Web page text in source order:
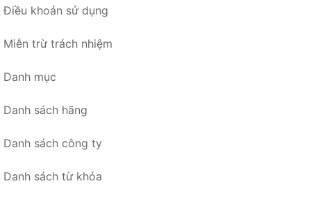
Điều khoản sử dụng
Miễn trừ trách nhiệm
Danh mục
Danh sách hãng
Danh sách công ty
Danh sách từ khóa